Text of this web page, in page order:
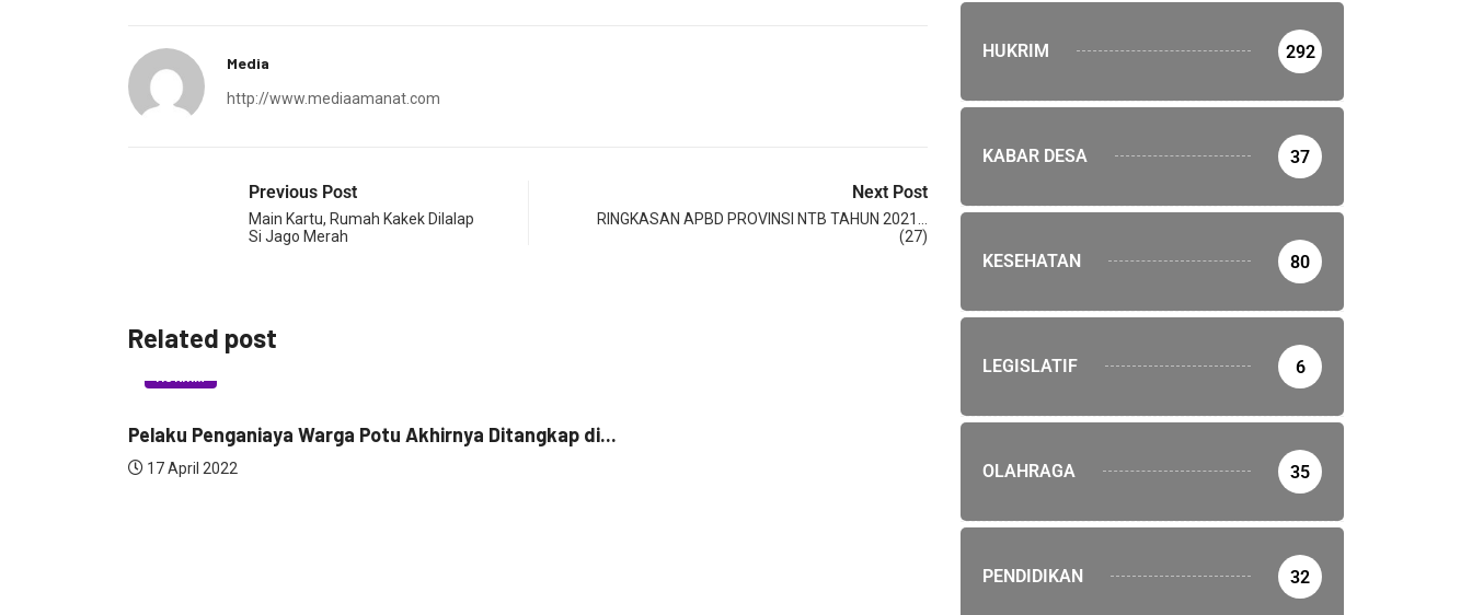
Media
http://www.mediaamanat.com
Previous Post
Main Kartu, Rumah Kakek Dilalap
Si Jago Merah
Next Post
RINGKASAN APBD PROVINSI NTB TAHUN 2021…
(27)
Related post
HUKRIM
Pelaku Penganiaya Warga Potu Akhirnya Ditangkap di...
17 April 2022
Curi Tiga Ekor Kerbau, Dua Pelaku Diringkus
5 Januari 2022
HUKRIM 292
KABAR DESA 37
KESEHATAN 80
LEGISLATIF 6
OLAHRAGA 35
PENDIDIKAN 32